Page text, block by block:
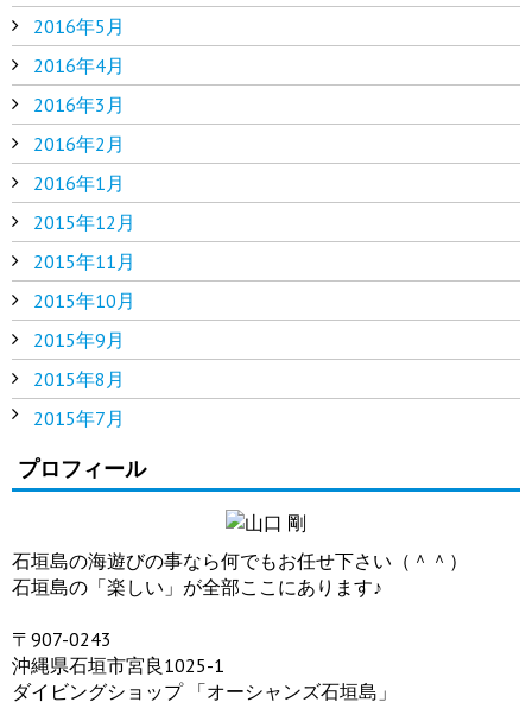
2016年5月
2016年4月
2016年3月
2016年2月
2016年1月
2015年12月
2015年11月
2015年10月
2015年9月
2015年8月
2015年7月
プロフィール
石垣島の海遊びの事なら何でもお任せ下さい（＾＾）
石垣島の「楽しい」が全部ここにあります♪
〒907-0243
沖縄県石垣市宮良1025-1
ダイビングショップ 「オーシャンズ石垣島」